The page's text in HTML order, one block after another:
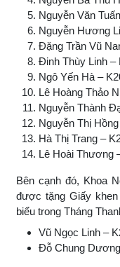
Nguyễn Văn
Nguyễn Hương
Đặng Trần Vũ
Đinh Thùy Linh –
Ngô Yến Hà –
Lê Hoàng Thảo
Nguyễn Thành
Nguyễn Thị
Hà Thị Trang –
Lê Hoài Thương
Bên cạnh đó, Khoa
được tặng Giấy khen
biểu trong Tháng
Vũ Ngọc Linh –
Đỗ Chung